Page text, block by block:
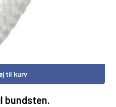
til kurv
bundsten.